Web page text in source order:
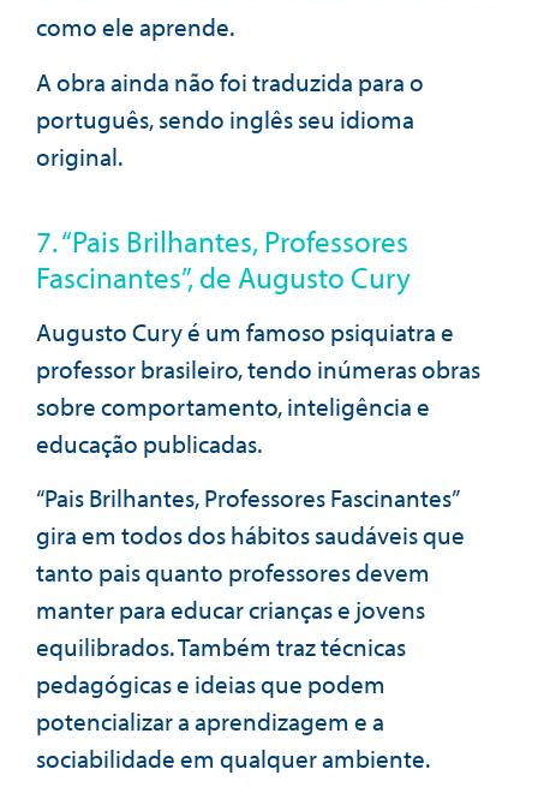
como ele aprende.
A obra ainda não foi traduzida para o
português, sendo inglês seu idioma
original.
7. “Pais Brilhantes, Professores
Fascinantes”, de Augusto Cury
Augusto Cury é um famoso psiquiatra e
professor brasileiro, tendo inúmeras obras
sobre comportamento, inteligência e
educação publicadas.
“Pais Brilhantes, Professores Fascinantes”
gira em todos dos hábitos saudáveis que
tanto pais quanto professores devem
manter para educar crianças e jovens
equilibrados. Também traz técnicas
pedagógicas e ideias que podem
potencializar a aprendizagem e a
sociabilidade em qualquer ambiente.